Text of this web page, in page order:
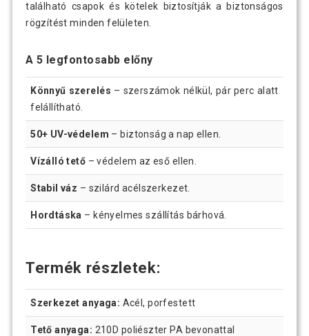
található csapok és kötelek biztosítják a biztonságos
rögzítést minden felületen.
A 5 legfontosabb előny
Könnyű szerelés – szerszámok nélkül, pár perc alatt
felállítható.
50+ UV-védelem – biztonság a nap ellen.
Vízálló tető – védelem az eső ellen.
Stabil váz – szilárd acélszerkezet.
Hordtáska – kényelmes szállítás bárhová.
Termék részletek:
Szerkezet anyaga: Acél, porfestett
Tető anyaga: 210D poliészter PA bevonattal